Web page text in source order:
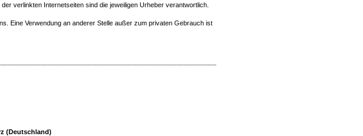
verlinkten Internetseiten sind die jeweiligen Urheber verantwortlich.
Eine Verwendung an anderer Stelle außer zum privaten Gebrauch ist
(Deutschland)